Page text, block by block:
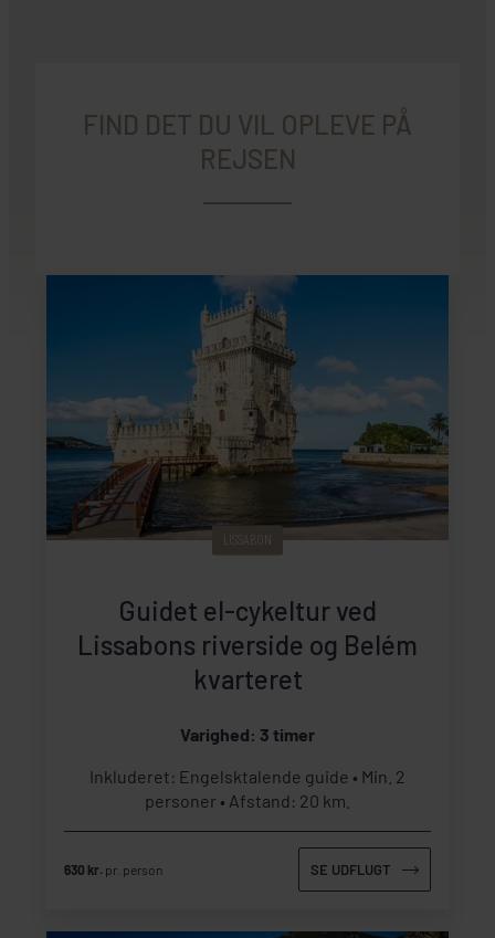
FIND DET DU VIL OPLEVE PÅ
REJSEN
LISSABON
Guidet el-cykeltur ved
Lissabons riverside og Belém
kvarteret
Varighed: 3 timer
Inkluderet: Engelsktalende guide
Min. 2
personer
Afstand: 20 km.
630 kr. pr. person SE UDFLUGT